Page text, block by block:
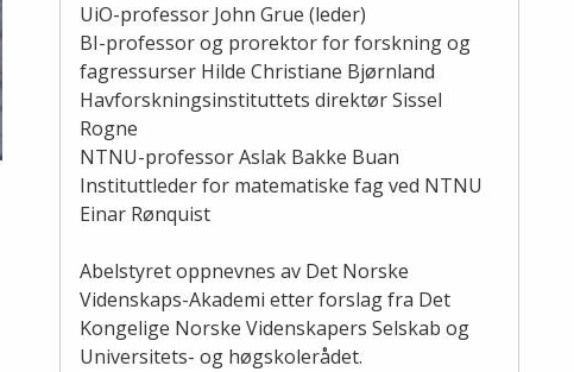
UiO-professor John Grue (leder)
BI-professor og prorektor for forskning og
fagressurser Hilde Christiane Bjørnland
Havforskningsinstituttets direktør Sissel
Rogne
NTNU-professor Aslak Bakke Buan
Instituttleder for matematiske fag ved NTNU
Einar Rønquist
Abelstyret oppnevnes av Det Norske
Videnskaps-Akademi etter forslag fra Det
Kongelige Norske Videnskapers Selskab og
Universitets- og høgskolerådet.